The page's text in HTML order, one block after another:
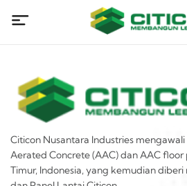
Citicon Nusantara Industries
Aerated Concrete (AAC) dan AAC floor
Timur, Indonesia, yang kemudian